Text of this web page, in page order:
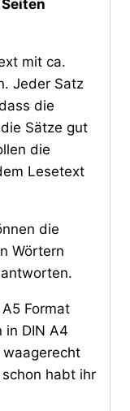
mit ca.
Jeder Satz
die
Sätze gut
die
Lesetext
die
Wörtern
Format
in DIN A4
habt ihr